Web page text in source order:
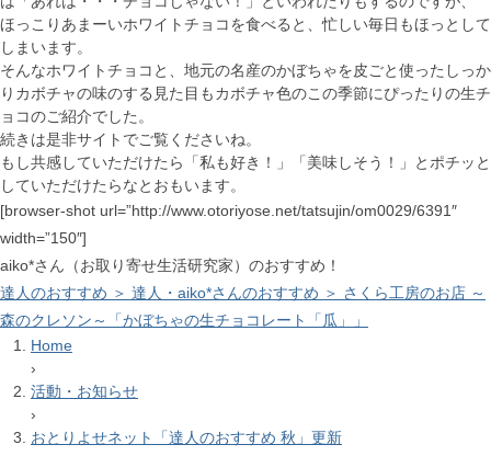
ほっこりあまーいホワイトチョコを食べると、忙しい毎日もほっとして
しまいます。
そんなホワイトチョコと、地元の名産のかぼちゃを皮ごと使ったしっか
りカボチャの味のする見た目もカボチャ色のこの季節にぴったりの生チ
ョコのご紹介でした。
続きは是非サイトでご覧くださいね。
もし共感していただけたら「私も好き！」「美味しそう！」とポチッと
していただけたらなとおもいます。
[browser-shot url=”http://www.otoriyose.net/tatsujin/om0029/6391″
width=”150″]
aiko*さん（お取り寄せ生活研究家）のおすすめ！
達人のおすすめ ＞ 達人・aiko*さんのおすすめ ＞ さくら工房のお店 ～
森のクレソン～「かぼちゃの生チョコレート「瓜」」
Home
›
活動・お知らせ
›
おとりよせネット「達人のおすすめ 秋」更新